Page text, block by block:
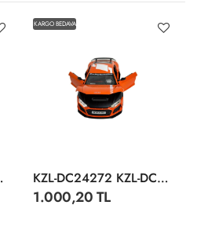
12 CM
KARGO BEDAVA
KZL-DC24272 KZL-DC24272 AUDI R8 1:24 ISIKLI SESLI 32
1.000,20 TL